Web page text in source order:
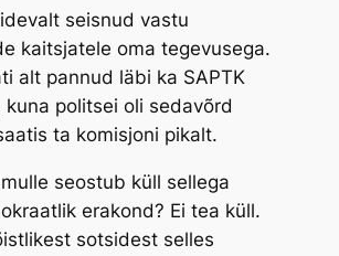
seisnud vastu
kaitsjatele oma tegevusega.
alt pannud läbi ka SAPTK
kuna politsei oli sedavõrd
ta komisjoni pikalt.
seostub küll sellega
erakond? Ei tea küll.
sotsidest selles